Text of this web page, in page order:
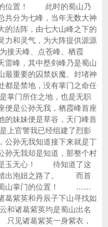
的位置！ 此时的蜀山乃
共分为七峰，当年无数大神
的法阵，由七大山峰之下的
力和灵气，为大阵提供源源
天峰、点苍峰、栖霞
雷峰，其中塟剑峰乃是蜀山
最重要的囚禁妖魔、封堵神
是禁地，没有掌门之命任
门所住之地，也是无职
便是公孙无我，栖霞峰首座
的妹妹便是草谷，天门峰首
官警我已经组建了烈影
公孙无我知道接下来就是丁
孙无我却是知道，那整个村
是玉无心！ 待知道了这
踏出泡妞之路了。 而首
蜀山掌门的位置！ ……
紫英和丹辰子下山寻找如
诸葛紫英均是蜀山出名
见诸葛紫英一身紫衣，